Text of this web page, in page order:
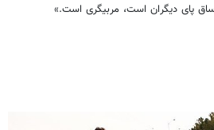
پای دیگران است، مربیگری است.»